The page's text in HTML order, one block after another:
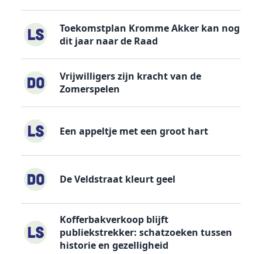
Toekomstplan Kromme Akker kan nog
dit jaar naar de Raad
Vrijwilligers zijn kracht van de
Zomerspelen
Een appeltje met een groot hart
De Veldstraat kleurt geel
Kofferbakverkoop blijft
publiekstrekker: schatzoeken tussen
historie en gezelligheid